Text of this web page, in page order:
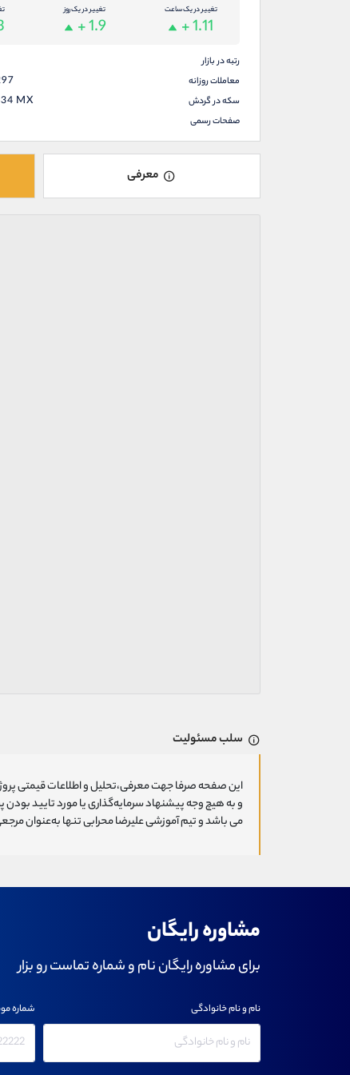
تغییر در یک ساعت
+ 1.11
تغییر در یک روز
+ 1.9
رتبه در بازار
معاملات روزانه
سکه در گردش MX
صفحات رسمی
معرفی
سلب مسئولیت
این صفحه صرفا جهت معرفی،تحلیل و اطلاعات قیمتی
و به هیچ وجه پیشنهاد سرمایه‌گذاری یا مورد تایید
می باشد و تیم آموزشی علیرضا محرابی تنها به‌عنوان
مشاوره رایگان
برای مشاوره رایگان نام و شماره تماست رو بزار
نام و نام خانوادگی شماره